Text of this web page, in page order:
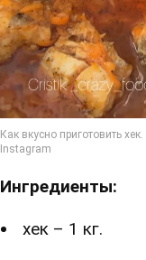
Ингредиенты:
хек – 1 кг.